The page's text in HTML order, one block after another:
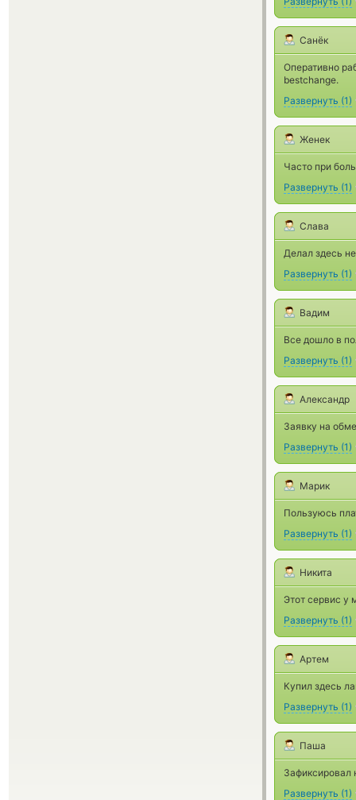
Санёк
Оперативно
bestchange.
Развернуть (1)
Женек
Часто при
Развернуть (1)
Слава
Делал здесь
Развернуть (1)
Вадим
Все дошло в
Развернуть (1)
Александр
Заявку на
Развернуть (1)
Марик
Пользуюсь
Развернуть (1)
Никита
Этот сервис у
Развернуть (1)
Артем
Купил здесь
Развернуть (1)
Паша
Зафиксировал
Развернуть (1)